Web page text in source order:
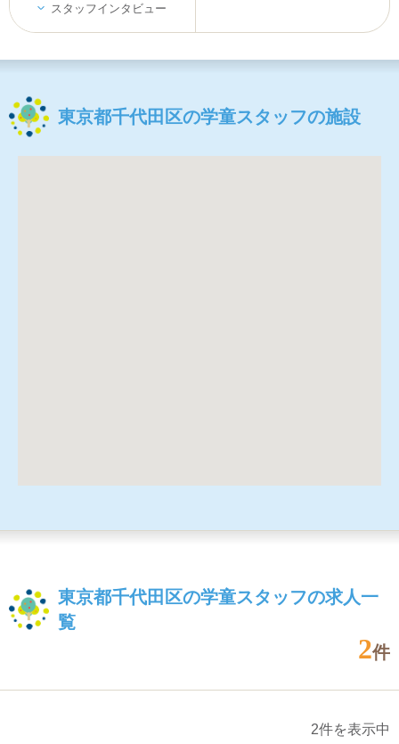
スタッフインタビュー
東京都千代田区の学童スタッフの施設
東京都千代田区の学童スタッフの求人一
覧
2件
2件を表示中